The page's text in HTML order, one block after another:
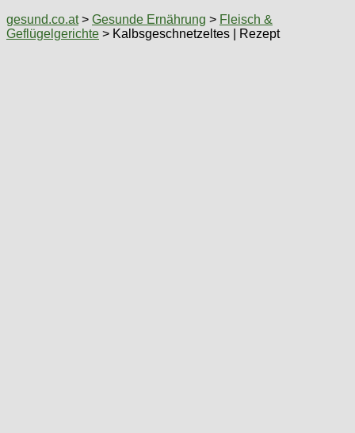
gesund.co.at> Gesunde Ernährung > Fleisch &
Geflügelgerichte > Kalbsgeschnetzeltes | Rezept